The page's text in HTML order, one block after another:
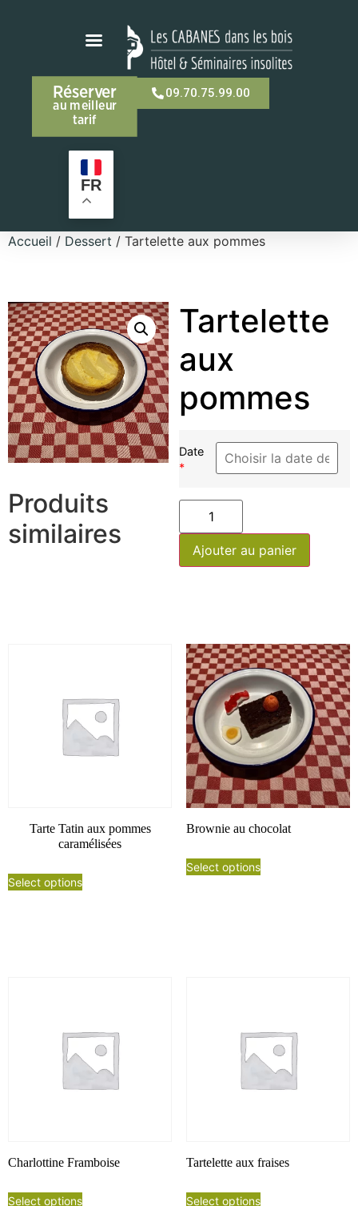
Réserver
au meilleur
tarif
09.70.75.99.00
FR
Accueil / Dessert / Tartelette aux pommes
Tartelette
aux
pommes
Date
*
Ajouter au panier
Produits
similaires
Tarte Tatin aux pommes
caramélisées
Select options
Brownie au chocolat
Select options
Charlottine Framboise
Select options
Tartelette aux fraises
Select options